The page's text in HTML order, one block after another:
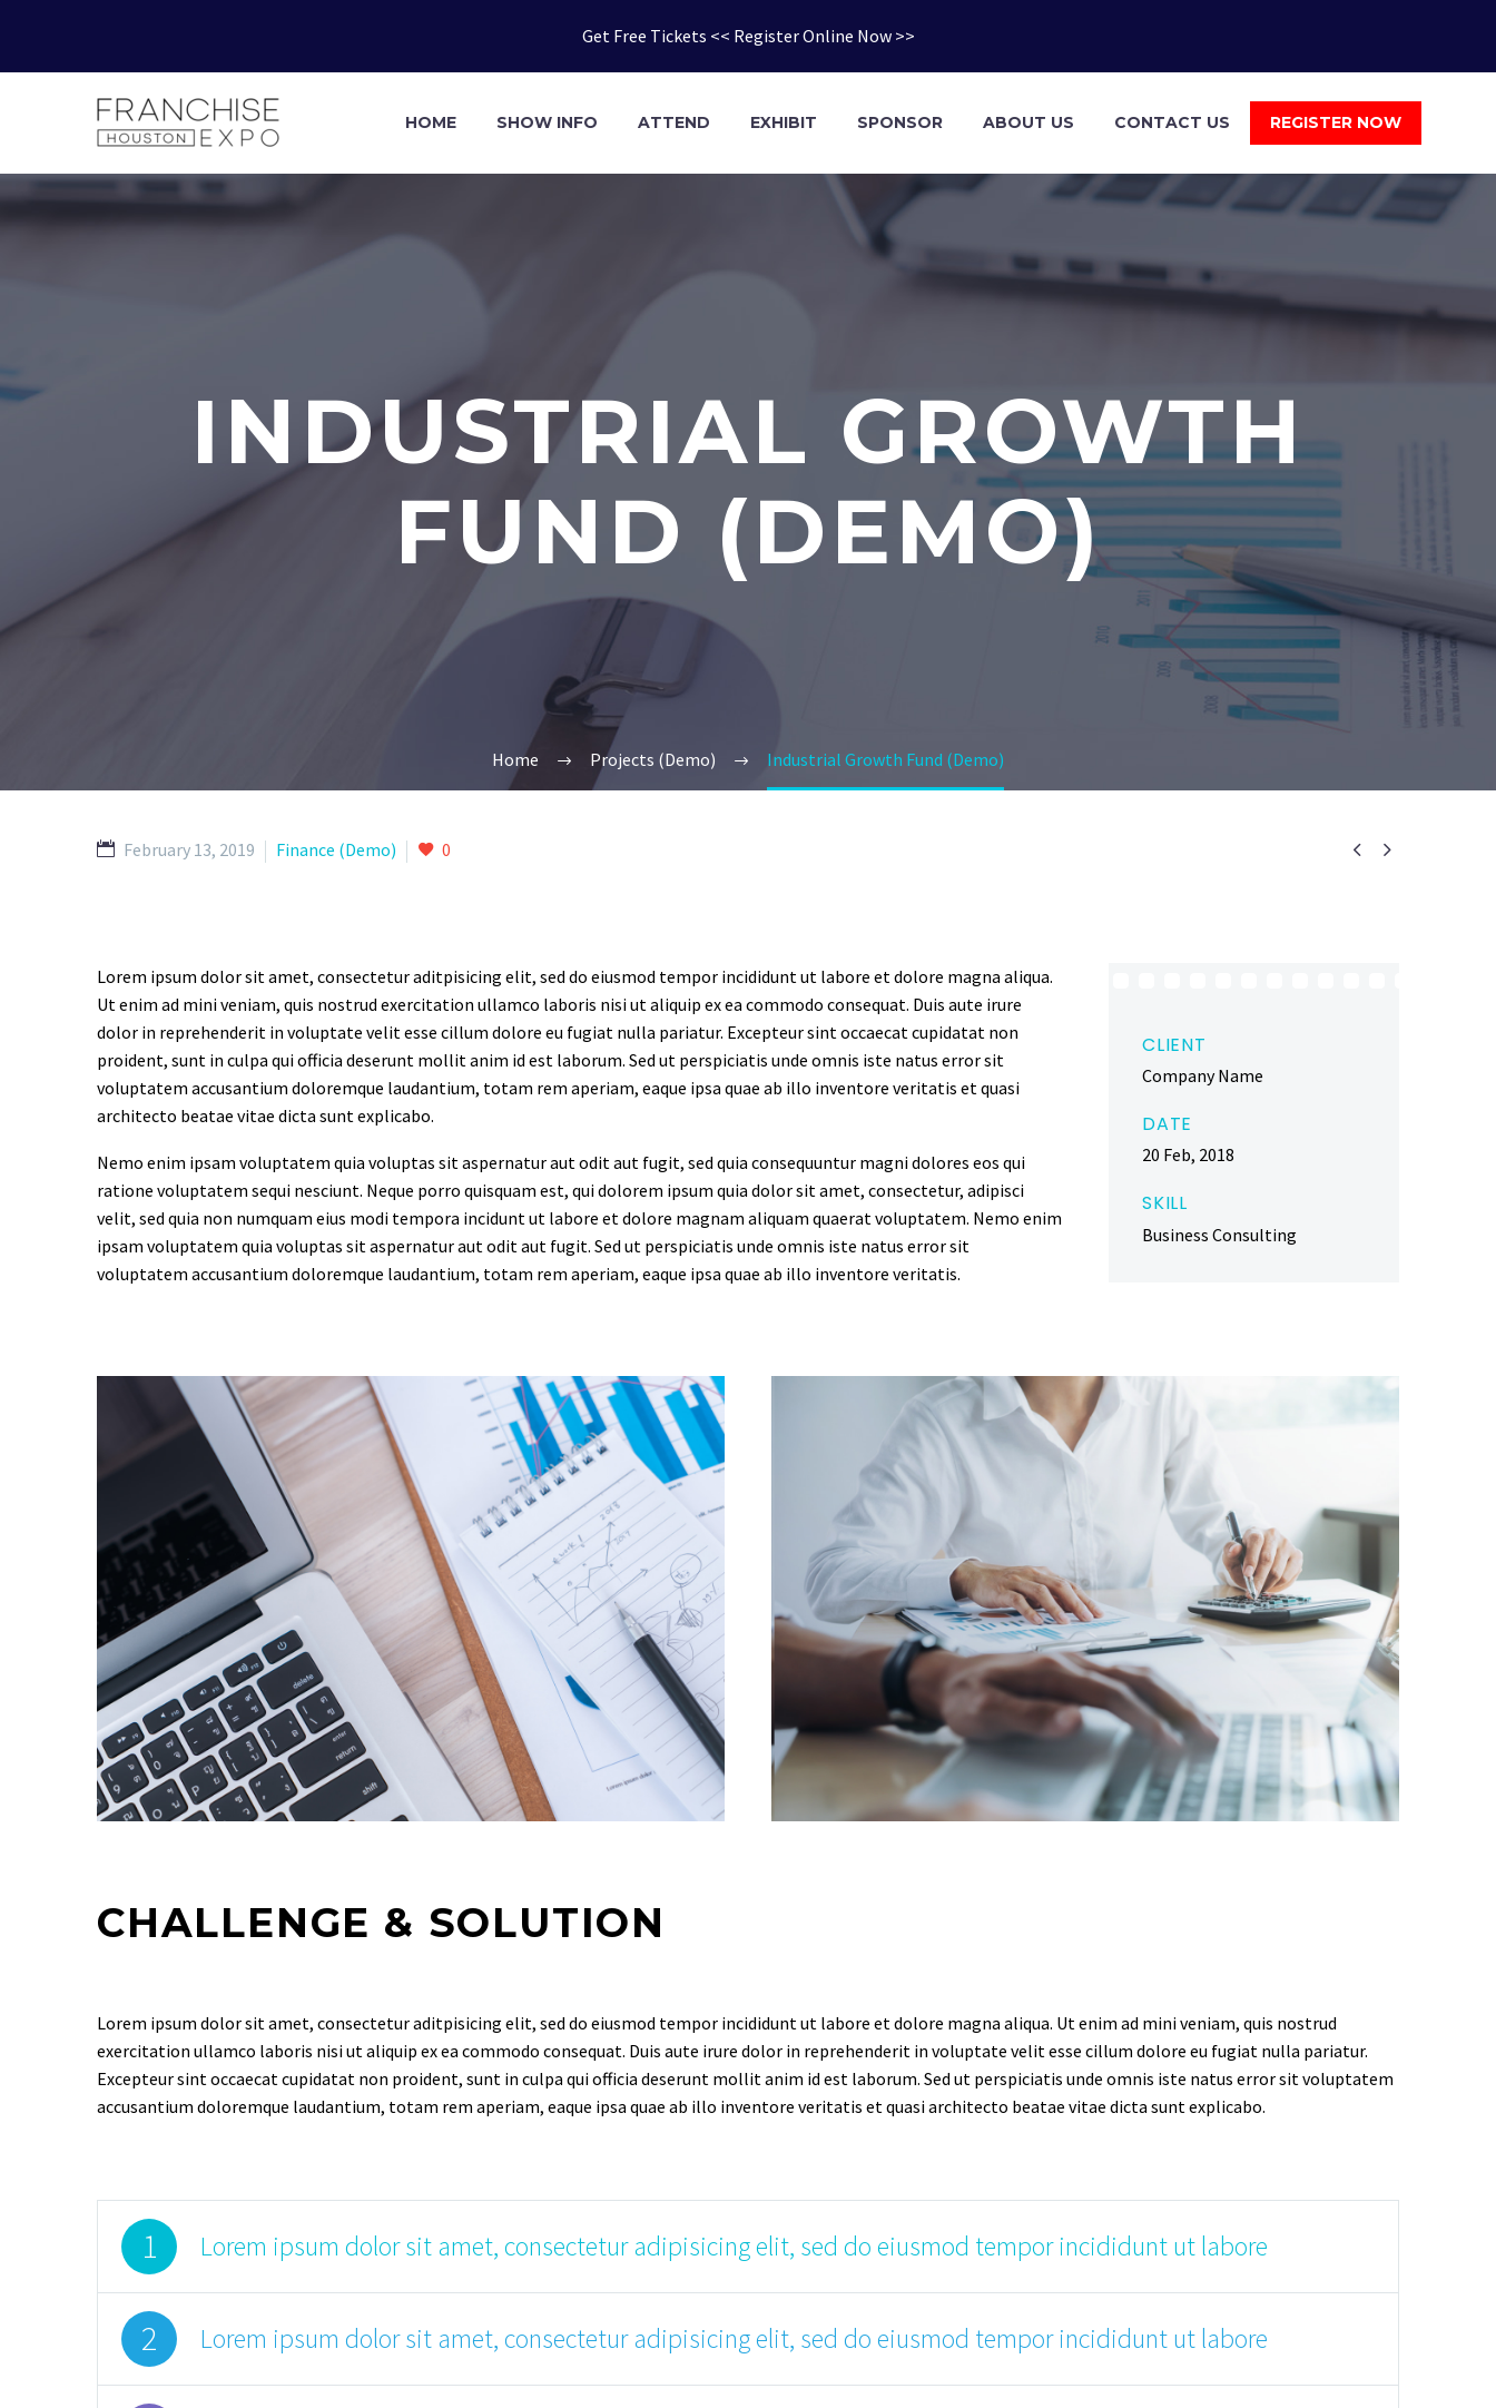
Get Free Tickets << Register Online Now >>
HOME SHOW INFO ATTEND EXHIBIT SPONSOR ABOUT US CONTACT US REGISTER NOW
INDUSTRIAL GROWTH
FUND (DEMO)
Home Projects (Demo) Industrial Growth Fund (Demo)
 
February 13, 2019 Finance (Demo) 0
Lorem ipsum dolor sit amet, consectetur aditpisicing elit, sed do eiusmod tempor incididunt ut labore et dolore magna aliqua.
Ut enim ad mini veniam, quis nostrud exercitation ullamco laboris nisi ut aliquip ex ea commodo consequat. Duis aute irure
dolor in reprehenderit in voluptate velit esse cillum dolore eu fugiat nulla pariatur. Excepteur sint occaecat cupidatat non
proident, sunt in culpa qui officia deserunt mollit anim id est laborum. Sed ut perspiciatis unde omnis iste natus error sit
voluptatem accusantium doloremque laudantium, totam rem aperiam, eaque ipsa quae ab illo inventore veritatis et quasi
architecto beatae vitae dicta sunt explicabo.
Nemo enim ipsam voluptatem quia voluptas sit aspernatur aut odit aut fugit, sed quia consequuntur magni dolores eos qui
ratione voluptatem sequi nesciunt. Neque porro quisquam est, qui dolorem ipsum quia dolor sit amet, consectetur, adipisci
velit, sed quia non numquam eius modi tempora incidunt ut labore et dolore magnam aliquam quaerat voluptatem. Nemo enim
ipsam voluptatem quia voluptas sit aspernatur aut odit aut fugit. Sed ut perspiciatis unde omnis iste natus error sit
voluptatem accusantium doloremque laudantium, totam rem aperiam, eaque ipsa quae ab illo inventore veritatis.
CLIENT
Company Name
DATE
20 Feb, 2018
SKILL
Business Consulting
CHALLENGE & SOLUTION
Lorem ipsum dolor sit amet, consectetur aditpisicing elit, sed do eiusmod tempor incididunt ut labore et dolore magna aliqua. Ut enim ad mini veniam, quis nostrud
exercitation ullamco laboris nisi ut aliquip ex ea commodo consequat. Duis aute irure dolor in reprehenderit in voluptate velit esse cillum dolore eu fugiat nulla pariatur.
Excepteur sint occaecat cupidatat non proident, sunt in culpa qui officia deserunt mollit anim id est laborum. Sed ut perspiciatis unde omnis iste natus error sit voluptatem
accusantium doloremque laudantium, totam rem aperiam, eaque ipsa quae ab illo inventore veritatis et quasi architecto beatae vitae dicta sunt explicabo.
1 Lorem ipsum dolor sit amet, consectetur adipisicing elit, sed do eiusmod tempor incididunt ut labore
2 Lorem ipsum dolor sit amet, consectetur adipisicing elit, sed do eiusmod tempor incididunt ut labore